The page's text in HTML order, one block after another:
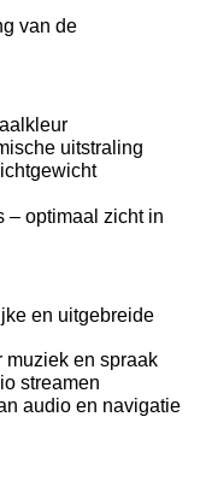
van de
uitstraling
– optimaal zicht in
en uitgebreide
en spraak
streamen
audio en navigatie